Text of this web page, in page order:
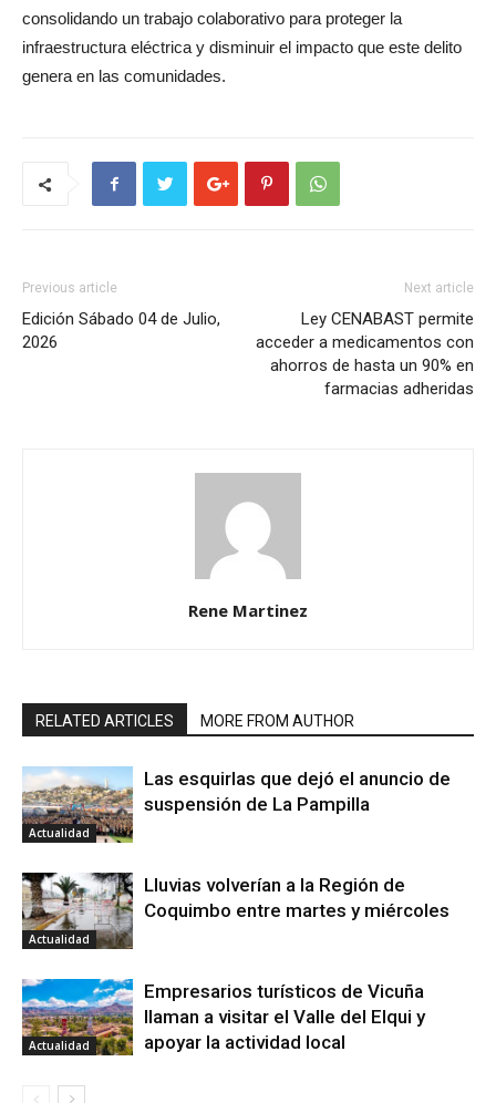
consolidando un trabajo colaborativo para proteger la
infraestructura eléctrica y disminuir el impacto que este delito
genera en las comunidades.
Previous article
Edición Sábado 04 de Julio,
2026
Next article
Ley CENABAST permite
acceder a medicamentos con
ahorros de hasta un 90% en
farmacias adheridas
Rene Martinez
RELATED ARTICLES MORE FROM AUTHOR
Actualidad
Las esquirlas que dejó el anuncio de
suspensión de La Pampilla
Actualidad
Lluvias volverían a la Región de
Coquimbo entre martes y miércoles
Actualidad
Empresarios turísticos de Vicuña
llaman a visitar el Valle del Elqui y
apoyar la actividad local